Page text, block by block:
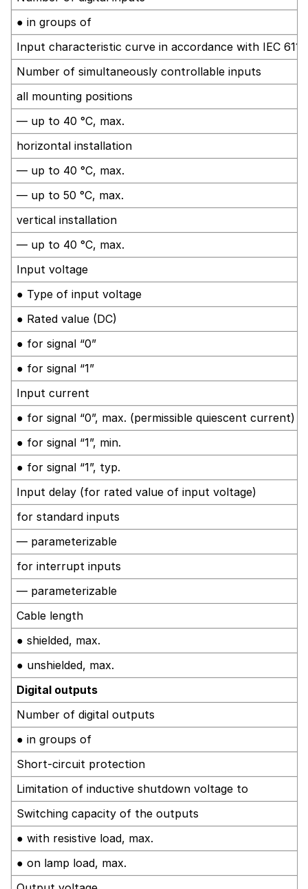
● in groups of
Input characteristic curve in accordance with IEC
Number of simultaneously controllable inputs
all mounting positions
— up to 40 °C, max.
horizontal installation
— up to 40 °C, max.
— up to 50 °C, max.
vertical installation
— up to 40 °C, max.
Input voltage
● Type of input voltage
● Rated value (DC)
● for signal “0”
● for signal “1”
Input current
● for signal “0”, max. (permissible quiescent current)
● for signal “1”, min.
● for signal “1”, typ.
Input delay (for rated value of input voltage)
for standard inputs
— parameterizable
for interrupt inputs
— parameterizable
Cable length
● shielded, max.
● unshielded, max.
Digital outputs
Number of digital outputs
● in groups of
Short-circuit protection
Limitation of inductive shutdown voltage to
Switching capacity of the outputs
● with resistive load, max.
● on lamp load, max.